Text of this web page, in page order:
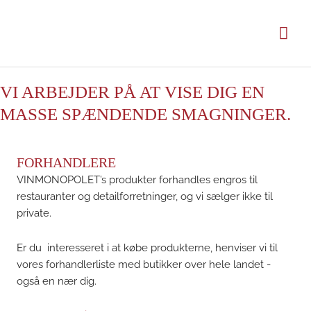
VI ARBEJDER PÅ AT VISE DIG EN
MASSE SPÆNDENDE SMAGNINGER.
FORHANDLERE
VINMONOPOLET’s produkter forhandles engros til
restauranter og detailforretninger, og vi sælger ikke til
private.
Er du interesseret i at købe produkterne, henviser vi til
vores forhandlerliste med butikker over hele landet -
også en nær dig.